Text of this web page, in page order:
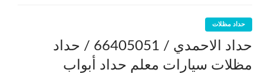
حداد مظلات
حداد الاحمدي / 66405051 / حداد
مظلات سيارات معلم حداد أبواب